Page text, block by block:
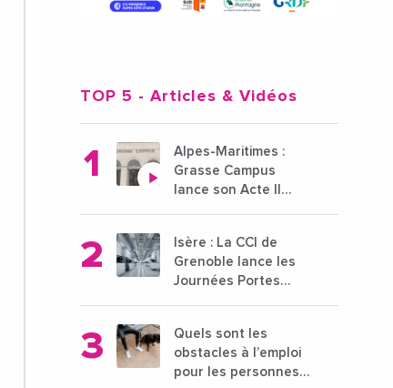
TOP 5 - Articles & Vidéos
Alpes-Maritimes :
Grasse Campus
lance son Acte II
pour l'enseignement
supérieur
Isère : La CCI de
Grenoble lance les
Journées Portes
21 octobre 2024
Quels sont les
obstacles à l’emploi
pour les personnes